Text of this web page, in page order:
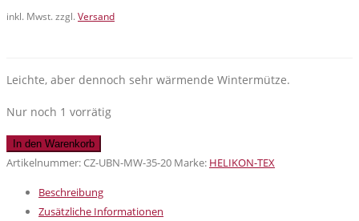
inkl. Mwst. zzgl. Versand
Leichte, aber dennoch sehr wärmende Wintermütze.
Nur noch 1 vorrätig
Helikon-
Tex
In den Warenkorb
Artikelnummer:CZ-UBN-MW-35-20 Marke: HELIKON-TEX
Beschreibung
Zusätzliche Informationen